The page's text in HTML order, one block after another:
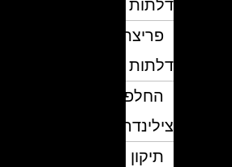
דלתות
פריצת
דלתות
החלפת
צילינדרים
תיקון